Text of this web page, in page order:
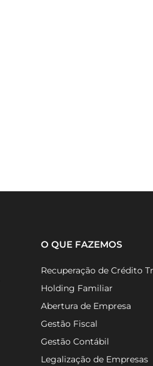
O QUE FAZEMOS
Recuperação de Crédito
Holding Familiar
Abertura de Empresa
Gestão Fiscal
Gestão Contábil
Legalização de Empresas